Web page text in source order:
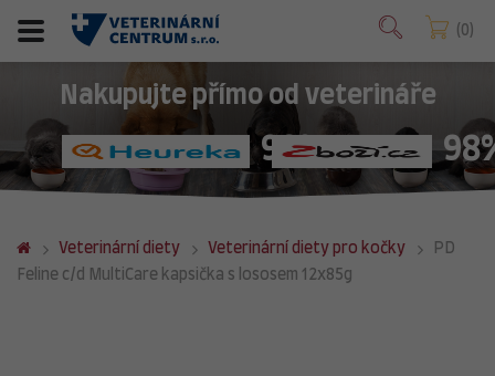
0
Nakupujte přímo od veterináře
98%
Veterinární diety Veterinární diety pro kočky
PD
Feline c/d MultiCare kapsička s lososem 12x85g